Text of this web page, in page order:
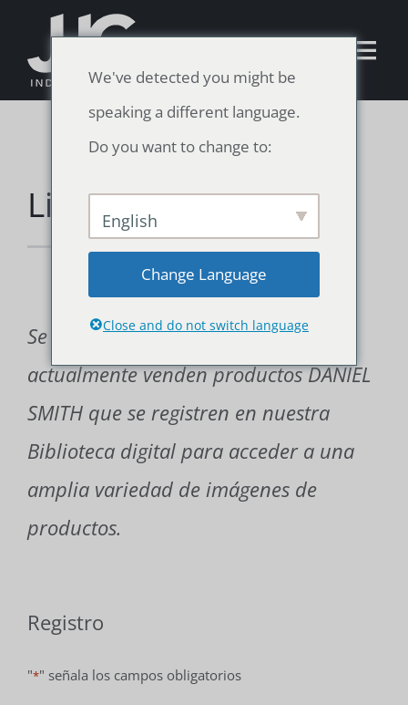
content
Surtido de productos
Noticias
Suscribirse
Libreria digital
Se recomienda a los minoristas que
actualmente venden productos DANIEL
SMITH que se registren en nuestra
Biblioteca digital para acceder a una
amplia variedad de imágenes de
productos.
Registro
"*" señala los campos obligatorios
We've detected you might be
speaking a different language.
Do you want to change to:
English
Change Language
Close and do not switch language